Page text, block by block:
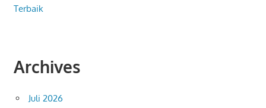
Terbaik
Archives
Juli 2026